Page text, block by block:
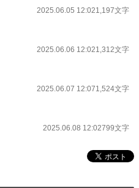
2025.06.05 12:021,197文字
2025.06.06 12:021,312文字
2025.06.07 12:071,524文字
2025.06.08 12:02799文字